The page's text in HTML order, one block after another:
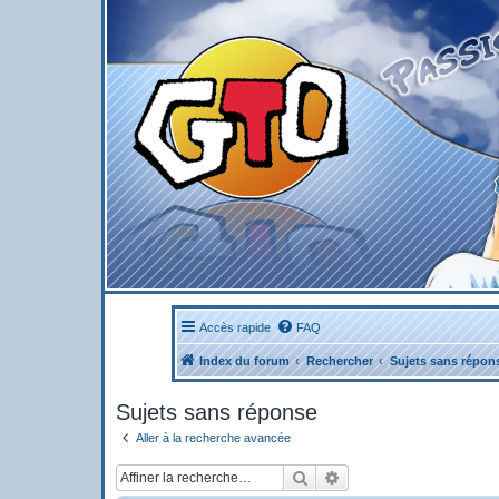
Accès rapide FAQ
Index du forum Rechercher Sujets sans
Sujets sans réponse
Aller à la recherche avancée
Rechercher